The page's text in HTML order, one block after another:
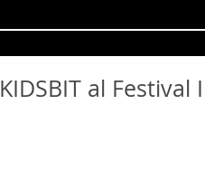
KIDSBIT al